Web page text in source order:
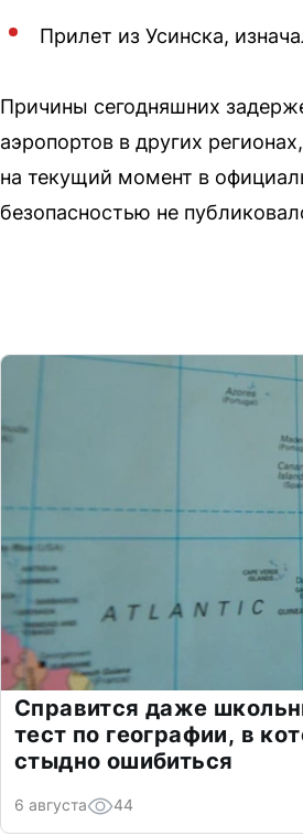
Прилет из Усинска,
Причины сегодняшних
аэропортов в других
на текущий момент в
безопасностью не
Справится даже
тест по географии, в
стыдно ошибиться
6 августа 44